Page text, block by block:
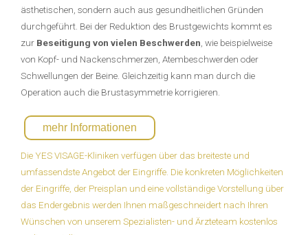
ästhetischen, sondern auch aus gesundheitlichen Gründen
durchgeführt. Bei der Reduktion des Brustgewichts kommt es
zur Beseitigung von vielen Beschwerden , wie beispielweise
von Kopf- und Nackenschmerzen, Atembeschwerden oder
Schwellungen der Beine. Gleichzeitig kann man durch die
Operation auch die Brustasymmetrie korrigieren.
mehr Informationen
Die YES VISAGE-Kliniken verfügen über das breiteste und
umfassendste Angebot der Eingriffe. Die konkreten Möglichkeiten
der Eingriffe, der Preisplan und eine vollständige Vorstellung über
das Endergebnis werden Ihnen maßgeschneidert nach Ihren
Wünschen von unserem Spezialisten- und Ärzteteam kostenlos